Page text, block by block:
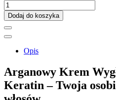
Dodaj do koszyka
Opis
Arganowy Krem
Keratin – Twoja